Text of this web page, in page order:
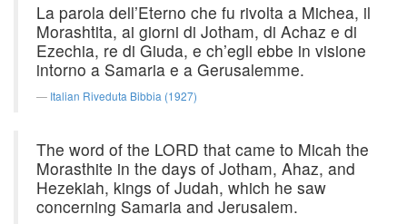
La parola dell’Eterno che fu rivolta a Michea, il
Morashtita, ai giorni di Jotham, di Achaz e di
Ezechia, re di Giuda, e ch’egli ebbe in visione
intorno a Samaria e a Gerusalemme.
Italian Riveduta Bibbia (1927)
The word of the LORD that came to Micah the
Morasthite in the days of Jotham, Ahaz, and
Hezekiah, kings of Judah, which he saw
concerning Samaria and Jerusalem.